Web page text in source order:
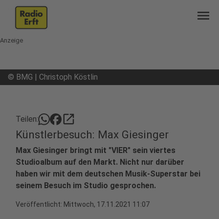
menu
Anzeige
© BMG | Christoph Köstlin
Teilen: open_in_new
Künstlerbesuch: Max Giesinger
Max Giesinger bringt mit "VIER" sein viertes
Studioalbum auf den Markt. Nicht nur darüber
haben wir mit dem deutschen Musik-Superstar bei
seinem Besuch im Studio gesprochen.
Veröffentlicht: Mittwoch, 17.11.2021 11:07